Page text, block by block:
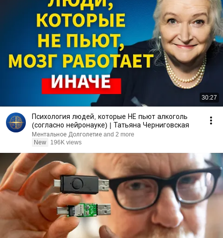
30:27
Психология людей, которые НЕ пьют алкоголь
(согласно нейронауке) | Татьяна Черниговская
Ментальное Долголетие and 2 more
New
196K views